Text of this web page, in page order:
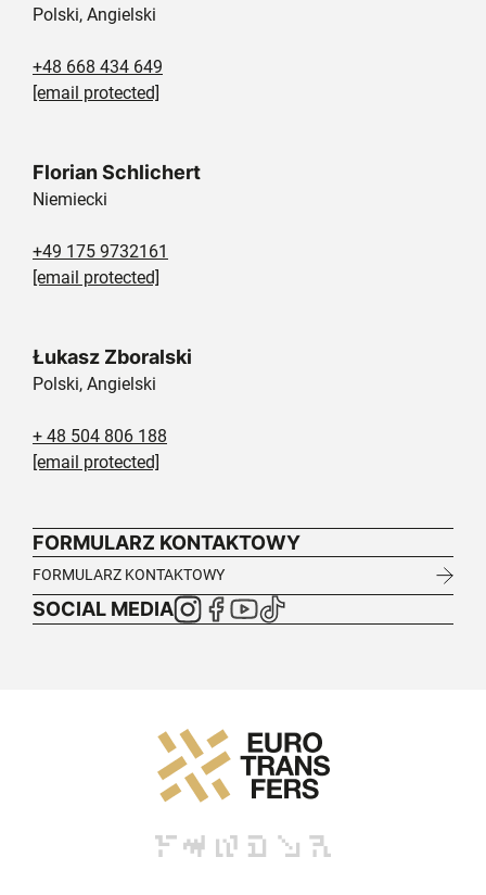
Polski, Angielski
+48 668 434 649
[email protected]
Florian Schlichert
Niemiecki
+49 175 9732161
[email protected]
Łukasz Zboralski
Polski, Angielski
+ 48 504 806 188
[email protected]
FORMULARZ KONTAKTOWY
FORMULARZ KONTAKTOWY
SOCIAL MEDIA